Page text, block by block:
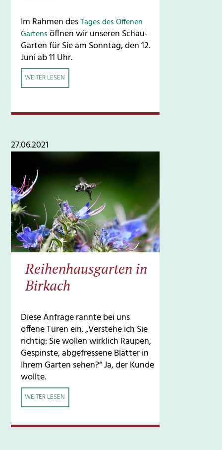
Im Rahmen desTages des Offenen
Gartensöffnen wir unseren Schau-
Garten für Sie am Sonntag, den 12.
Juni ab 11 Uhr.
WEITER LESEN
27.06.2021
Reihenhausgarten in
Birkach
Diese Anfrage rannte bei uns
offene Türen ein. „Verstehe ich Sie
richtig: Sie wollen wirklich Raupen,
Gespinste, abgefressene Blätter in
Ihrem Garten sehen?“ Ja, der Kunde
wollte.
WEITER LESEN